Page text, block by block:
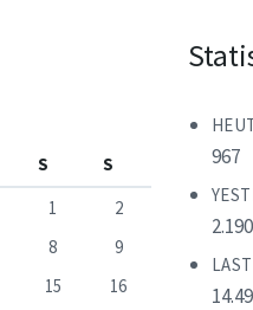
S
S
1
2
8
9
15
16
967
2.190